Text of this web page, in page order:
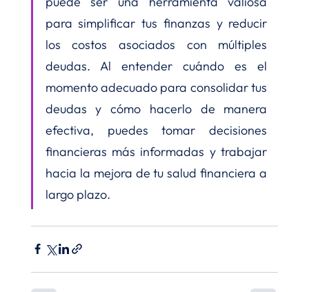
para simplificar tus finanzas y reducir
los costos asociados con múltiples
deudas. Al entender cuándo es el
momento adecuado para consolidar tus
deudas y cómo hacerlo de manera
efectiva, puedes tomar decisiones
financieras más informadas y trabajar
hacia la mejora de tu salud financiera a
largo plazo.